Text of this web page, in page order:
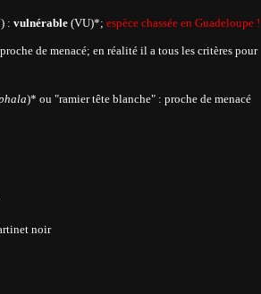
) : vulnérable (VU)*; espèce chassée en Guadeloupe !
de menacé; en réalité il a tous les critères pour
)* ou "ramier tête blanche" : proche de menacé
noir